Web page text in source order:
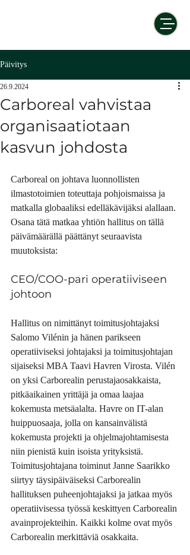
Päivitys
Carboreal vahvistaa
organisaatiotaan
kasvun johdosta
26.9.2024
Carboreal on johtava luonnollisten
ilmastotoimien toteuttaja pohjoismaissa ja
matkalla globaaliksi edelläkävijäksi alallaan.
Osana tätä matkaa yhtiön hallitus on tällä
päivämäärällä päättänyt seuraavista
muutoksista:
CEO/COO-pari operatiiviseen
johtoon
Hallitus on nimittänyt toimitusjohtajaksi
Salomo Vilénin ja hänen parikseen
operatiiviseksi johtajaksi ja toimitusjohtajan
sijaiseksi MBA Taavi Havren Virosta. Vilén
on yksi Carborealin perustajaosakkaista,
pitkäaikainen yrittäjä ja omaa laajaa
kokemusta metsäalalta. Havre on IT-alan
huippuosaaja, jolla on kansainvälistä
kokemusta projekti ja ohjelmajohtamisesta
niin pienistä kuin isoista yrityksistä.
Toimitusjohtajana toiminut Janne Saarikko
siirtyy täysipäiväiseksi Carborealin
hallituksen puheenjohtajaksi ja jatkaa myös
operatiivisessa työssä keskittyen Carborealin
avainprojekteihin. Kaikki kolme ovat myös
Carborealin merkittäviä osakkaita.